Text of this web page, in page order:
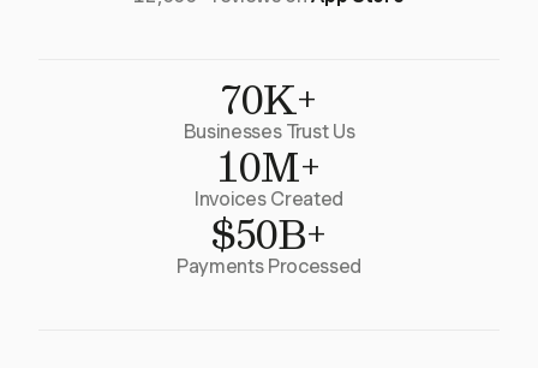
70K+
Businesses Trust Us
10M+
Invoices Created
$50B+
Payments Processed